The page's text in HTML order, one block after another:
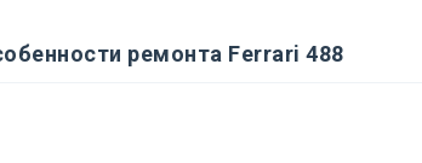
ремонта Ferrari 488